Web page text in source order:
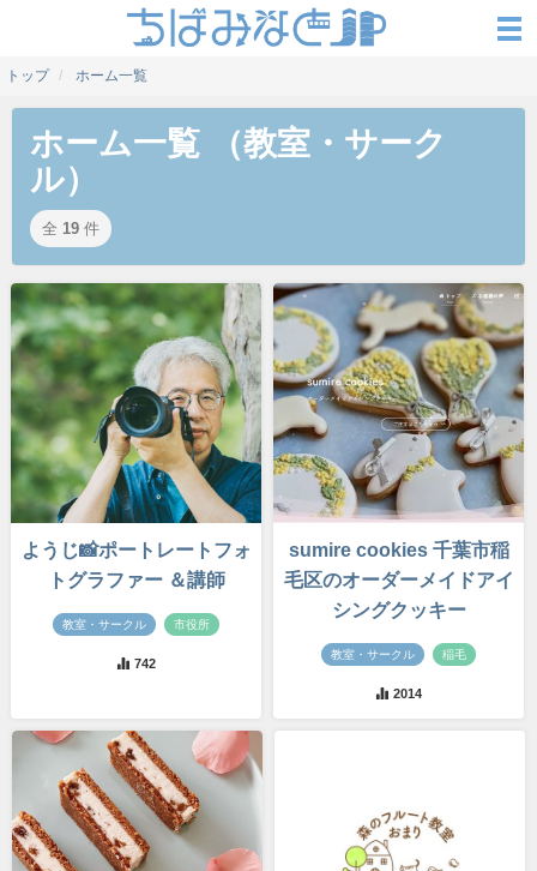
トップ ホーム一覧
ホーム一覧 （教室・サーク
ル）
全 19 件
ようじ📸ポートレートフォ
トグラファー ＆講師
教室・サークル 市役所
742
sumire cookies 千葉市稲
毛区のオーダーメイドアイ
シングクッキー
教室・サークル 稲毛
2014